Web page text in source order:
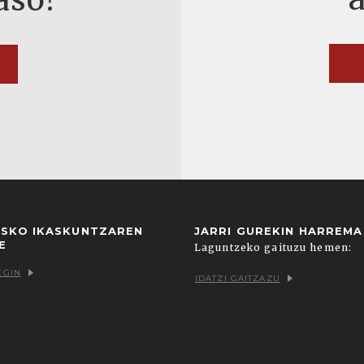
IKASKUNTZAREN
JARRI GUREKIN
Laguntzeko gaituzu hemen:
IDATZI GAITZAZU